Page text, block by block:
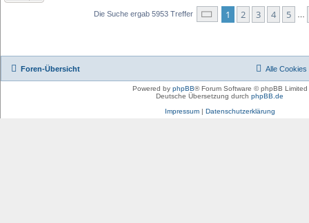
Die Suche ergab 5953 Treffer Seite von 397
1 2 3 4 5
Foren-Übersicht Alle Cookies
Powered by phpBB® Forum Software © phpBB Limited
Deutsche Übersetzung durch phpBB.de
Impressum| Datenschutzerklärung